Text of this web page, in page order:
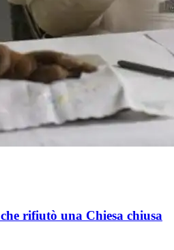
rifiutò una Chiesa chiusa